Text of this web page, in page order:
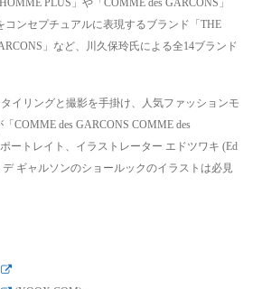
コンセプチュアルに表現するブランド「THE
」など、川久保玲氏による全14ブランド
イリングと撮影を手掛け、人気ファッションモ
COMME des GARCONS COMME des
ートレイト、イラストレーター エドツワキ (Ed
ギャルソンのショールックのイラストは必見